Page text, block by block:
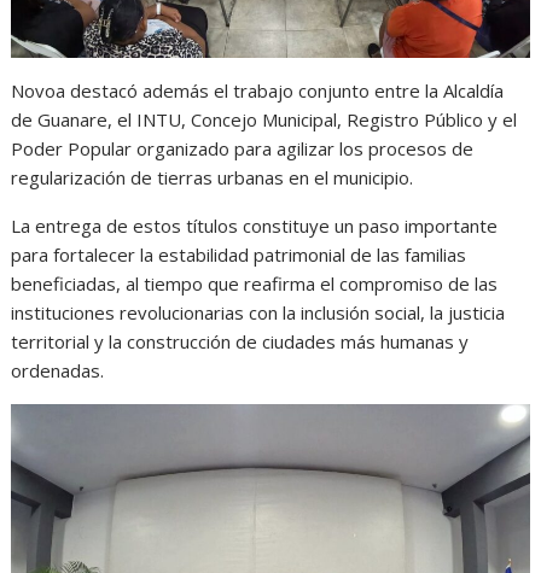
Novoa destacó además el trabajo conjunto entre la Alcaldía
de Guanare, el INTU, Concejo Municipal, Registro Público y el
Poder Popular organizado para agilizar los procesos de
regularización de tierras urbanas en el municipio.
La entrega de estos títulos constituye un paso importante
para fortalecer la estabilidad patrimonial de las familias
beneficiadas, al tiempo que reafirma el compromiso de las
instituciones revolucionarias con la inclusión social, la justicia
territorial y la construcción de ciudades más humanas y
ordenadas.